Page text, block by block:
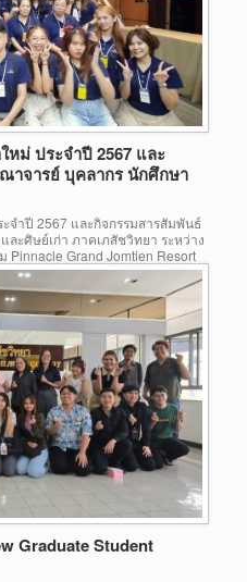
หม่ ประจำปี 2567 และ
าจารย์ บุคลากร นักศึกษา
จำปี 2567 และกิจกรรมสารสัมพันธ์
ะศิษย์เก่า ภาคเภสัชวิทยา ระหว่าง
Grand Jomtien Resort
Graduate Student